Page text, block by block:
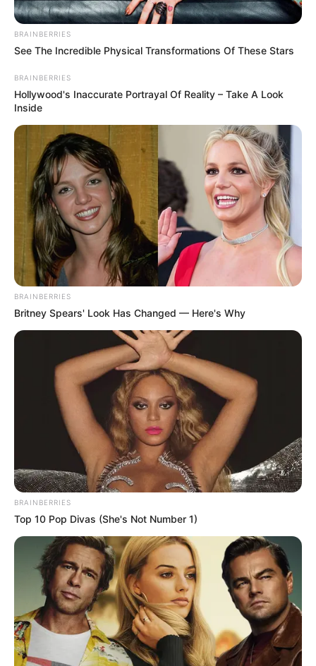
BRAINBERRIES
See The Incredible Physical Transformations Of These Stars
BRAINBERRIES
Hollywood's Inaccurate Portrayal Of Reality – Take A Look
Inside
BRAINBERRIES
Britney Spears' Look Has Changed — Here's Why
BRAINBERRIES
Top 10 Pop Divas (She's Not Number 1)